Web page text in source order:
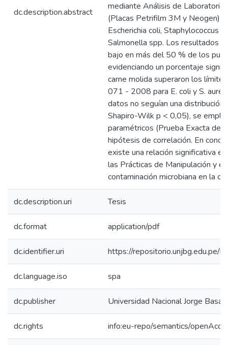
dc.description.abstract
mediante Análisis de Laboratorio
(Placas Petrifilm 3M y Neogen)
Escherichia coli, Staphylococcus
Salmonella spp. Los resultados
bajo en más del 50 % de los
evidenciando un porcentaje
carne molida superaron los
071 - 2008 para E. coli y S.
datos no seguían una distribución
Shapiro-Wilk p < 0,05), se
paramétricos (Prueba Exacta de
hipótesis de correlación. En
existe una relación significativa
las Prácticas de Manipulación y
contaminación microbiana en la
dc.description.uri Tesis
dc.format application/pdf
dc.identifier.uri https://
dc.language.iso spa
dc.publisher Universidad Nacional Jorge
dc.rights info:eu-repo/semantics/